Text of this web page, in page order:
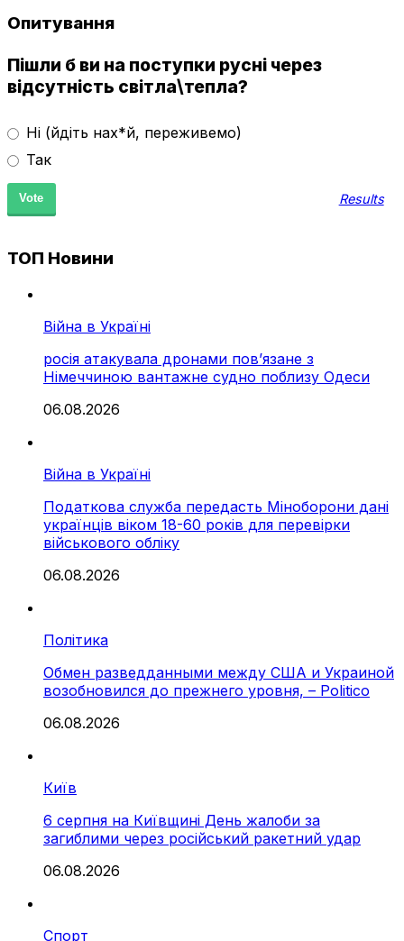
Опитування
Пішли б ви на поступки русні через
відсутність світла\тепла?
Ні (йдіть нах*й, переживемо)
Так
Results
ТОП Новини
Війна в Україні
росія атакувала дронами пов’язане з
Німеччиною вантажне судно поблизу Одеси
06.08.2026
Війна в Україні
Податкова служба передасть Міноборони дані
українців віком 18-60 років для перевірки
військового обліку
06.08.2026
Політика
Обмен разведданными между США и Украиной
возобновился до прежнего уровня, – Politico
06.08.2026
Київ
6 серпня на Київщині День жалоби за
загиблими через російський ракетний удар
06.08.2026
Спорт